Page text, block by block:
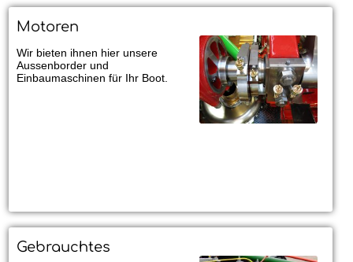
Motoren
Wir bieten ihnen hier unsere
Aussenborder und
Einbaumaschinen für Ihr Boot.
Gebrauchtes